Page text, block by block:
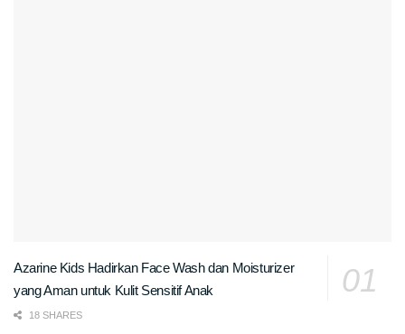
Azarine Kids Hadirkan Face Wash dan Moisturizer
yang Aman untuk Kulit Sensitif Anak
18 SHARES